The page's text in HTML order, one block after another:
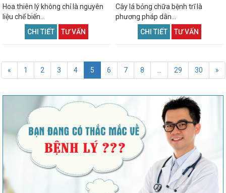
Hoa thiên lý không chỉ là nguyên
liệu chế biến...
CHI TIẾT
TƯ VẤN
Cây lá bỏng chữa bệnh trĩ là
phương pháp dân...
CHI TIẾT
TƯ VẤN
« 1 2 3 4 5 6 7 8 ... 29 30 »